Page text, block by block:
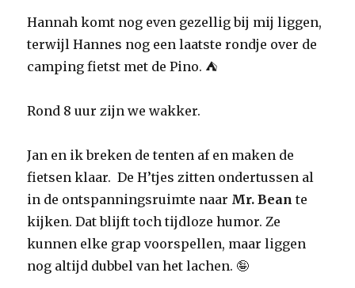
Hannah komt nog even gezellig bij mij liggen,
terwijl Hannes nog een laatste rondje over de
camping fietst met de Pino. ⛺️
Rond 8 uur zijn we wakker.
Jan en ik breken de tenten af en maken de
fietsen klaar. De H’tjes zitten ondertussen al
in de ontspanningsruimte naar Mr. Bean te
kijken. Dat blijft toch tijdloze humor. Ze
kunnen elke grap voorspellen, maar liggen
nog altijd dubbel van het lachen. 🤪